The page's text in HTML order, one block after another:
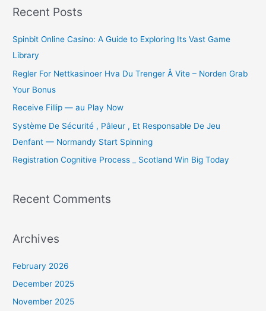
r
h
f
o
r
:
Recent Posts
Spinbit Online Casino: A Guide to Exploring Its Vast Game
Library
Regler For Nettkasinoer Hva Du Trenger Å Vite – Norden Grab
Your Bonus
Receive Fillip — au Play Now
Système De Sécurité , Pâleur , Et Responsable De Jeu
Denfant — Normandy Start Spinning
Registration Cognitive Process _ Scotland Win Big Today
Recent Comments
Archives
February 2026
December 2025
November 2025